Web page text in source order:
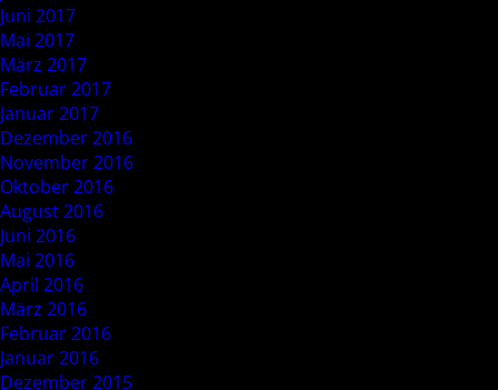
Juni 2017
Mai 2017
März 2017
Februar 2017
Januar 2017
Dezember 2016
November 2016
Oktober 2016
August 2016
Juni 2016
Mai 2016
April 2016
März 2016
Februar 2016
Januar 2016
Dezember 2015